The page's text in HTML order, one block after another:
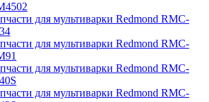
для мультиварки Redmond RMC-
для мультиварки Redmond RMC-
для мультиварки Redmond RMC-
для мультиварки Redmond RMC-